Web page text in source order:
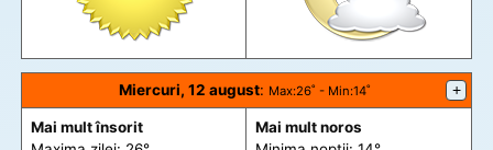
Miercuri, 12 august: Max:26˚ - Min:14˚ +
Mai mult însorit
Mai mult noros